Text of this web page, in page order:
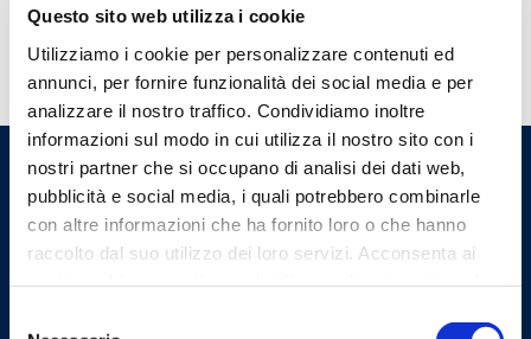
Questo sito web utilizza i cookie
Utilizziamo i cookie per personalizzare contenuti ed
annunci, per fornire funzionalità dei social media e per
analizzare il nostro traffico. Condividiamo inoltre
informazioni sul modo in cui utilizza il nostro sito con i
nostri partner che si occupano di analisi dei dati web,
pubblicità e social media, i quali potrebbero combinarle
con altre informazioni che ha fornito loro o che hanno
raccolto dal suo utilizzo dei loro servizi. Acconsenta ai
Ordine dei Medici Chirurghi e
degli Odontoiatri della
Provincia di Firenze